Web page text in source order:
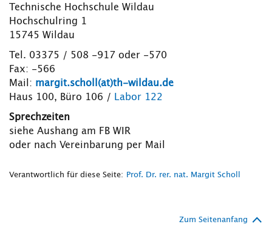
Technische Hochschule Wildau
Hochschulring 1
15745 Wildau
Tel. 03375 / 508 -917 oder -570
Fax: -566
Mail: margit.scholl(at)th-wildau.de
Haus 100, Büro 106 / Labor 122
Sprechzeiten
siehe Aushang am FB WIR
oder nach Vereinbarung per Mail
Verantwortlich für diese Seite: Prof. Dr. rer. nat. Margit Scholl
Zum Seitenanfang